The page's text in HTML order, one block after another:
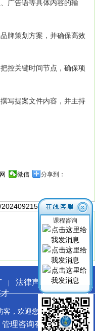
广告语等具体内容的输
牌策划方案，并确保高效
控关键时间节点，确保项
写提案文件内容，并主持
微信 分享到：
| 法律声明 |服务条
，欢迎您！
理咨询有限公司
课程咨询